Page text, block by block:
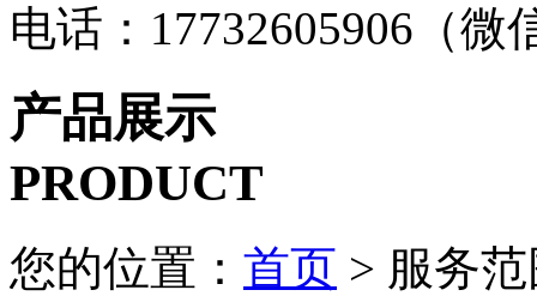
电话：17732605906（微
产品展示
PRODUCT
您的位置： 首页 > 服务